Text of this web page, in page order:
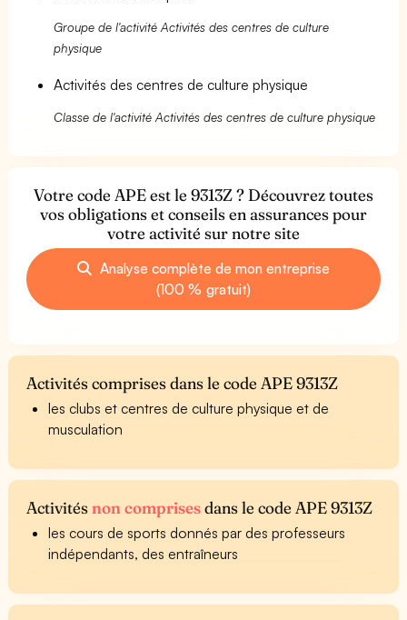
Groupe de l'activité Activités des centres de culture
physique
Activités des centres de culture physique
Classe de l'activité Activités des centres de culture physique
Votre code APE est le 9313Z ? Découvrez toutes
vos obligations et conseils en assurances pour
votre activité sur notre site
Analyse complète de mon entreprise
(100 % gratuit)
Activités comprises dans le code APE 9313Z
les clubs et centres de culture physique et de
musculation
Activitésnon comprisesdans le code APE 9313Z
les cours de sports donnés par des professeurs
indépendants, des entraîneurs